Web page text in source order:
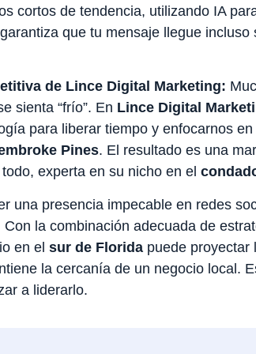
cortos de tendencia, utilizando IA
que tu mensaje llegue incluso
de Lince Digital Marketing:
sienta “frío”. En Lince Digital
para liberar tiempo y enfocarnos
Pines. El resultado es una
experta en su nicho en el
una presencia impecable en redes
la combinación adecuada de
en el sur de Florida puede proyectar
la cercanía de un negocio local.
a liderarlo.